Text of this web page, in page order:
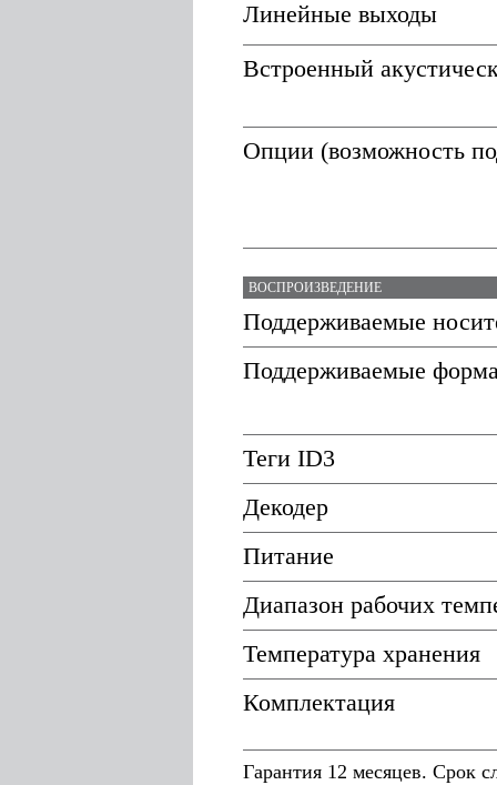
Линейные выходы
Встроенный
Опции (возможность
ВОСПРОИЗВЕДЕНИЕ
Поддерживаемые
Поддерживаемые
Теги ID3
Декодер
Питание
Диапазон рабочих
Температура хранения
Комплектация
Гарантия 12 месяцев. Срок